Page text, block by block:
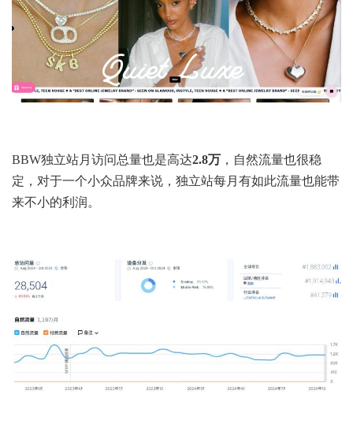
BBW独立站月访问总量也是高达2.8万 ，自然流量也很稳
定，对于一个小众品牌来说，独立站每月有如此流量也能带
来不小的利润。